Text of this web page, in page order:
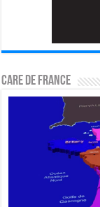
CARE DE FRANCE